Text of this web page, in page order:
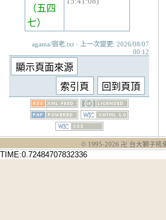
（五四
七）
agama/宿老.txt · 上一次變更: 2026/08/07
00:12
© 1995-2026 卍 台大獅子吼
TIME:0.72484707832336